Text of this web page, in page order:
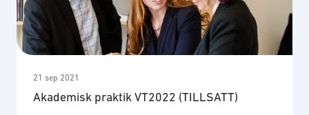
av tre individer som …
21 sep 2021
Akademisk praktik VT2022 (TILLSATT)